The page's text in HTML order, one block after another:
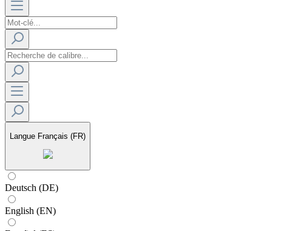
Langue Français (FR)
Deutsch (DE)
English (EN)